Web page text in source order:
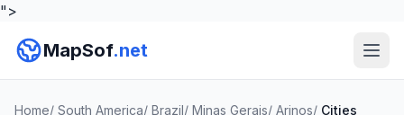
">
MapSof.net
Home/ South America/ Brazil/ Minas Gerais/ Arinos/ Cities